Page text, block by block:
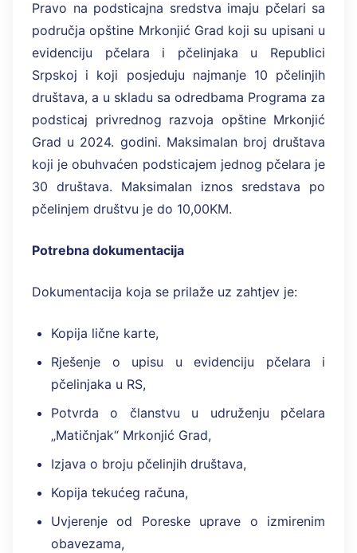
Pravo na podsticajna sredstva imaju pčelari sa
područja opštine Mrkonjić Grad koji su upisani u
evidenciju pčelara i pčelinjaka u Republici
Srpskoj i koji posjeduju najmanje 10 pčelinjih
društava, a u skladu sa odredbama Programa za
podsticaj privrednog razvoja opštine Mrkonjić
Grad u 2024. godini. Maksimalan broj društava
koji je obuhvaćen podsticajem jednog pčelara je
30 društava. Maksimalan iznos sredstava po
pčelinjem društvu je do 10,00KM.
Potrebna dokumentacija
Dokumentacija koja se prilaže uz zahtjev je:
Kopija lične karte,
Rješenje o upisu u evidenciju pčelara i
pčelinjaka u RS,
Potvrda o članstvu u udruženju pčelara
„Matičnjak“ Mrkonjić Grad,
Izjava o broju pčelinjih društava,
Kopija tekućeg računa,
Uvjerenje od Poreske uprave o izmirenim
obavezama,